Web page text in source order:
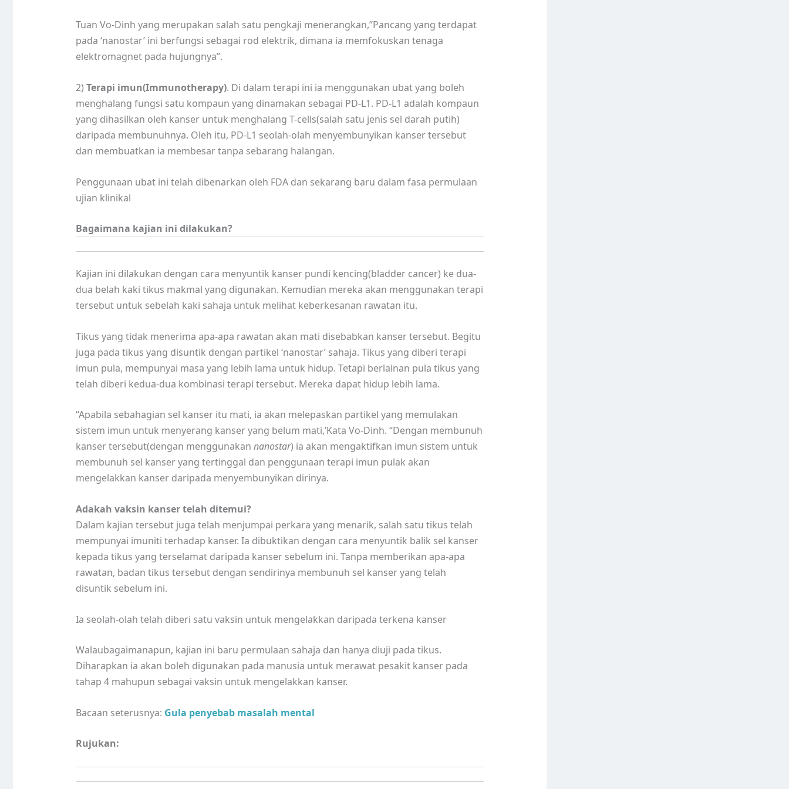
Tuan Vo-Dinh yang merupakan salah satu pengkaji menerangkan,”Pancang yang terdapat
pada ‘nanostar’ ini berfungsi sebagai rod elektrik, dimana ia memfokuskan tenaga
elektromagnet pada hujungnya”.
2) Terapi imun(Immunotherapy). Di dalam terapi ini ia menggunakan ubat yang boleh
menghalang fungsi satu kompaun yang dinamakan sebagai PD-L1. PD-L1 adalah kompaun
yang dihasilkan oleh kanser untuk menghalang T-cells(salah satu jenis sel darah putih)
daripada membunuhnya. Oleh itu, PD-L1 seolah-olah menyembunyikan kanser tersebut
dan membuatkan ia membesar tanpa sebarang halangan.
Penggunaan ubat ini telah dibenarkan oleh FDA dan sekarang baru dalam fasa permulaan
ujian klinikal
Bagaimana kajian ini dilakukan?
Kajian ini dilakukan dengan cara menyuntik kanser pundi kencing(bladder cancer) ke dua-
dua belah kaki tikus makmal yang digunakan. Kemudian mereka akan menggunakan terapi
tersebut untuk sebelah kaki sahaja untuk melihat keberkesanan rawatan itu.
Tikus yang tidak menerima apa-apa rawatan akan mati disebabkan kanser tersebut. Begitu
juga pada tikus yang disuntik dengan partikel ‘nanostar’ sahaja. Tikus yang diberi terapi
imun pula, mempunyai masa yang lebih lama untuk hidup. Tetapi berlainan pula tikus yang
telah diberi kedua-dua kombinasi terapi tersebut. Mereka dapat hidup lebih lama.
“Apabila sebahagian sel kanser itu mati, ia akan melepaskan partikel yang memulakan
sistem imun untuk menyerang kanser yang belum mati,’Kata Vo-Dinh. “Dengan membunuh
kanser tersebut(dengan menggunakan nanostar) ia akan mengaktifkan imun sistem untuk
membunuh sel kanser yang tertinggal dan penggunaan terapi imun pulak akan
mengelakkan kanser daripada menyembunyikan dirinya.
Adakah vaksin kanser telah ditemui?
Dalam kajian tersebut juga telah menjumpai perkara yang menarik, salah satu tikus telah
mempunyai imuniti terhadap kanser. Ia dibuktikan dengan cara menyuntik balik sel kanser
kepada tikus yang terselamat daripada kanser sebelum ini. Tanpa memberikan apa-apa
rawatan, badan tikus tersebut dengan sendirinya membunuh sel kanser yang telah
disuntik sebelum ini.
Ia seolah-olah telah diberi satu vaksin untuk mengelakkan daripada terkena kanser
Walaubagaimanapun, kajian ini baru permulaan sahaja dan hanya diuji pada tikus.
Diharapkan ia akan boleh digunakan pada manusia untuk merawat pesakit kanser pada
tahap 4 mahupun sebagai vaksin untuk mengelakkan kanser.
Bacaan seterusnya: Gula penyebab masalah mental
Rujukan: